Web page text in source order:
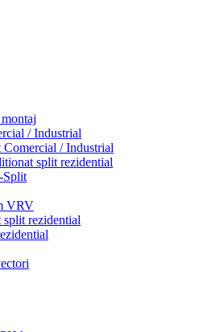
/ Industrial
/ Industrial
split rezidential
Split
VRV
rezidential